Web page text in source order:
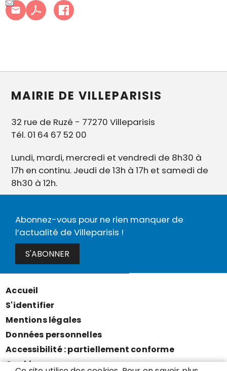
MAIRIE DE VILLEPARISIS
32 rue de Ruzé - 77270 Villeparisis
Tél. 01 64 67 52 00
Lundi, mardi, mercredi et vendredi de 8h30 à
17h en continu. Jeudi de 13h à 17h et samedi de
8h30 à 12h.
Abonnez-vous pour ne rien manquer de
l’actualité de Villeparisis !
S'ABONNER
Menu
Pied
de
page
Accueil
S'identifier
Mentions légales
Données personnelles
Accessibilité : partiellement conforme
Cookies